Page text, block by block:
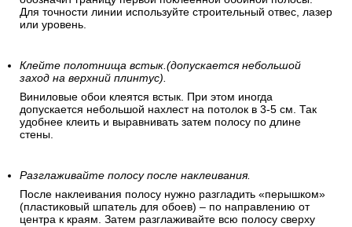
Для точности линии используйте строительный отвес, лазер
или уровень.
Клейте полотнища встык.(допускается небольшой
заход на верхний плинтус).
Виниловые обои клеятся встык. При этом иногда
допускается небольшой нахлест на потолок в 3-5 см. Так
удобнее клеить и выравнивать затем полосу по длине
стены.
Разглаживайте полосу после наклеивания.
После наклеивания полосу нужно разгладить «перышком»
(пластиковый шпатель для обоев) – по направлению от
центра к краям. Затем разглаживайте всю полосу сверху